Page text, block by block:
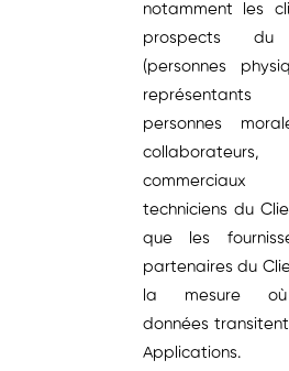
notamment les
prospects du
(personnes
personnes
collaborateurs,
techniciens du
que les
partenaires du
la mesure
données
Applications.